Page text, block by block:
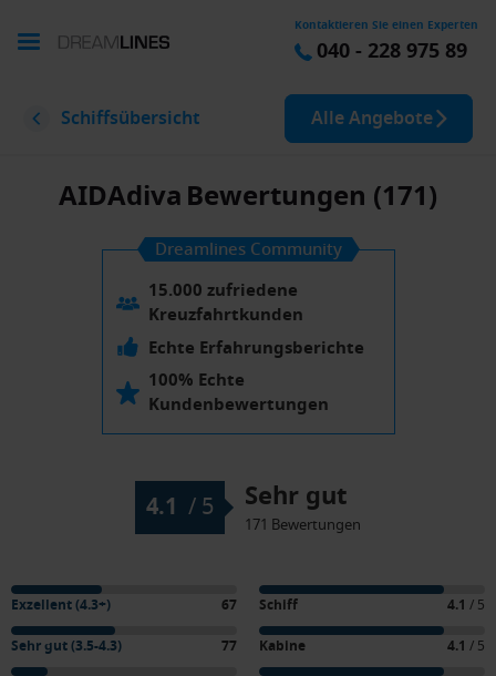
Kontaktieren Sie einen Experten
040 - 228 975 89
Schiffsübersicht Alle Angebote
AIDAdivaBewertungen (171)
Dreamlines Community
15.000 zufriedene
Kreuzfahrtkunden
Echte Erfahrungsberichte
100% Echte
Kundenbewertungen
4.1 / 5 Sehr gut
171 Bewertungen
Exzellent (4.3+) 67
Sehr gut (3.5-4.3) 77
Schiff 4.1 / 5
Kabine 4.1 / 5